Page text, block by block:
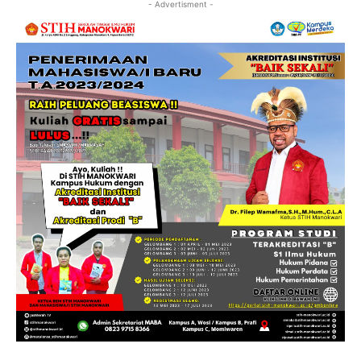
- Advertisment -